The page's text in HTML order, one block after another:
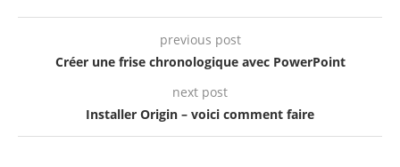
previous post
Créer une frise chronologique avec PowerPoint
next post
Installer Origin – voici comment faire